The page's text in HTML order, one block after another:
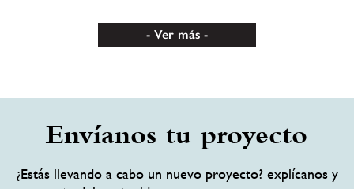
Ver más
Envíanos tu proyecto
¿Estás llevando a cabo un nuevo proyecto? explícanos y